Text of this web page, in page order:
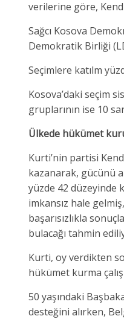
verilerine göre,
Sağcı Kosova
Demokratik Birliği
Seçimlere katılm
Kosova’daki seçim
gruplarının ise 10
Ülkede hükümet
Kurti’nin partisi
kazanarak, gücünü
yüzde 42 düzeyinde
imkansız hale
başarısızlıkla
bulacağı tahmin
Kurti, oy verdikten
hükümet kurma
50 yaşındaki
desteğini alırken,